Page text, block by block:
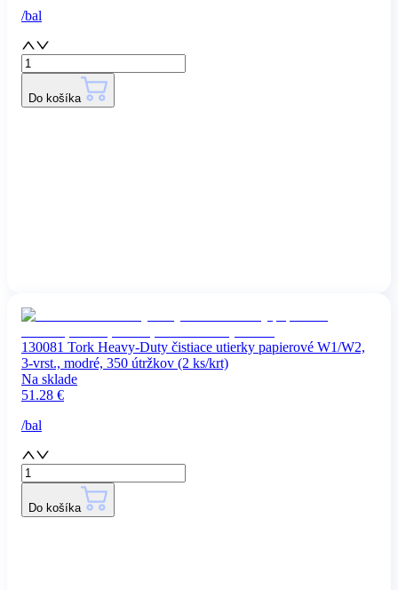
/bal
Do košíka
130081 Tork Heavy-Duty čistiace utierky papierové W1/W2,
3-vrst., modré, 350 útržkov (2 ks/krt)
Na sklade
51.28 €
/bal
Do košíka